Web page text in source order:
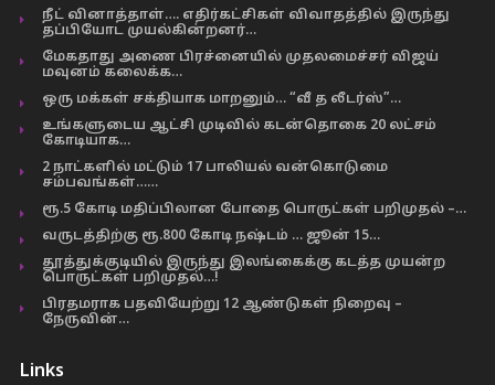
நீட் வினாத்தாள்…. எதிர்கட்சிகள் விவாதத்தில் இருந்து
தப்பியோட முயல்கின்றனர்…
மேகதாது அணை பிரச்னையில் முதலமைச்சர் விஜய்
மவுனம் கலைக்க…
ஒரு மக்கள் சக்தியாக மாறனும்… “வீ த லீடர்ஸ்”…
உங்களுடைய ஆட்சி முடிவில் கடன்தொகை 20 லட்சம்
கோடியாக…
2 நாட்களில் மட்டும் 17 பாலியல் வன்கொடுமை
சம்பவங்கள்……
ரூ.5 கோடி மதிப்பிலான போதை பொருட்கள் பறிமுதல் –…
வருடத்திற்கு ரூ.800 கோடி நஷ்டம் … ஜூன் 15…
தூத்துக்குடியில் இருந்து இலங்கைக்கு கடத்த முயன்ற
பொருட்கள் பறிமுதல்…!
பிரதமராக பதவியேற்று 12 ஆண்டுகள் நிறைவு –
நேருவின்…
Links